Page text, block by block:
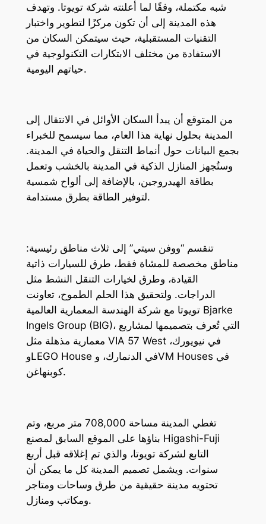
شبه مكتملة، وفقًا لما أعلنته شركة تويوتا. وتهدف
هذه المدينة إلى أن تكون مركزًا لتطوير واختبار
التقنيات المستقبلية، حيث سيتمكن السكان من
الاستفادة من مختلف الابتكارات التكنولوجية في
حياتهم اليومية.
من المتوقع أن يبدأ السكان الأوائل في الانتقال إلى
المدينة بحلول نهاية هذا العام، مما سيسمح للخبراء
بجمع البيانات حول أنماط التنقل والحياة في المدينة.
وستُجهز المنازل الذكية في المدينة بالخشب وتعمل
بطاقة الهيدروجين، بالإضافة إلى ألواح شمسية
لتوفير الطاقة بطرق مستدامة.
تنقسم “ووفن سيتي” إلى ثلاث مناطق رئيسية:
مناطق مخصصة للمشاة فقط، طرق للسيارات ذاتية
القيادة، وطرق لخيارات التنقل النشط مثل
الدراجات. ولتحقيق هذا الحلم الطموح، تعاونت
تويوتا مع شركة الهندسة المعمارية العالمية Bjarke
Ingels Group (BIG)، التي تُعرف بتصميمها لمشاريع
معمارية مذهلة مثل VIA 57 West في نيويورك،
وLEGO House في الدنمارك، وVM Houses في
كوبنهاغن.
تغطي المدينة مساحة 708,000 متر مربع، وتم
بناؤها على الموقع السابق لمصنع Higashi-Fuji
التابع لشركة تويوتا، والذي تم إغلاقه قبل أربع
سنوات. ويشمل تصميم المدينة كل ما يمكن أن
تحتويه مدينة حقيقية من طرق وساحات ومتاجر
ومكاتب ومنازل.